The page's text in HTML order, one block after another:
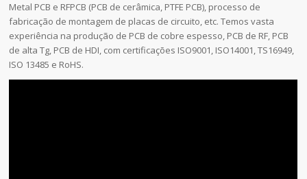
Metal PCB e RFPCB (PCB de cerâmica, PTFE PCB), processo de
fabricação de montagem de placas de circuito, etc. Temos vasta
experiência na produção de PCB de cobre espesso, PCB de RF, PCB
de alta Tg, PCB de HDI, com certificações ISO9001, ISO14001, TS16949,
ISO 13485 e RoHS.